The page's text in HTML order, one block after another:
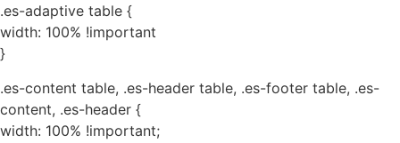
.es-adaptive table {
width: 100% !important
}
.es-content table, .es-header table, .es-footer table, .es-
content, .es-header {
width: 100% !important;